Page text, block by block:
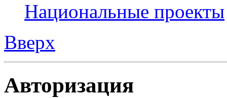
Национальные проекты
Вверх
Авторизация